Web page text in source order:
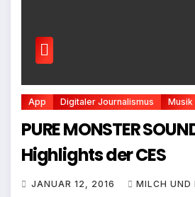
App Digitaler Journalismus Musik
PURE MONSTER
Highlights der CES
JANUAR 12, 2016 MILCH UND